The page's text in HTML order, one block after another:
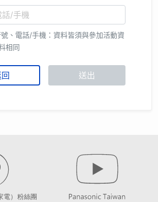
、電話/手機：資料皆須與參加活動資
相同
送出